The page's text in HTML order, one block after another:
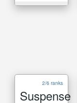
2/6 ranks
Suspense